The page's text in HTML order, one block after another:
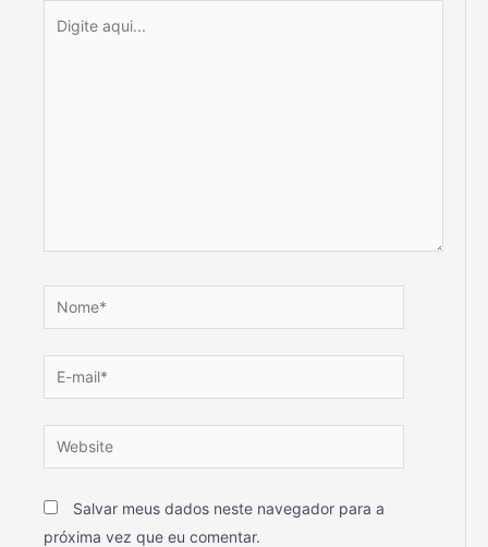
Salvar meus dados neste navegador para a
próxima vez que eu comentar.